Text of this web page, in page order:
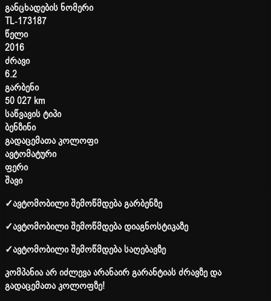
განცხადების ნომერი
TL-173187
წელი
2016
ძრავი
6.2
გარბენი
50 027 km
საწვავის ტიპი
ბენზინი
გადაცემათა კოლოფი
ავტომატური
ფერი
შავი
✓ავტომობილი შემოწმდება გარბენზე
✓ავტომობილი შემოწმდება დიაგნოსტიკაზე
✓ავტომობილი შემოწმდება საღებავზე
კომპანია არ იძლევა არანაირ გარანტიას ძრავზე და
გადაცემათა კოლოფზე!